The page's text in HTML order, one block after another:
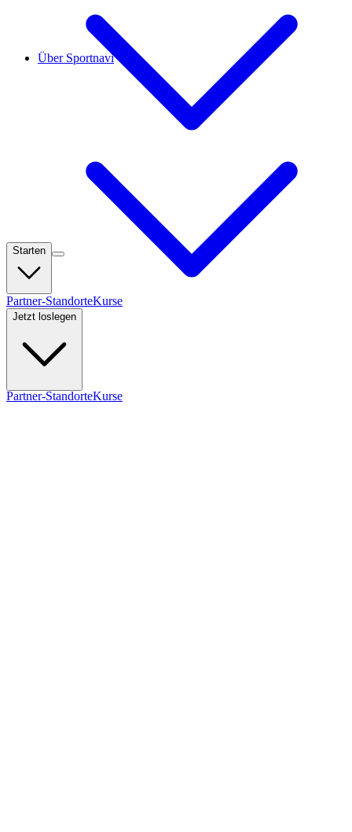
Starten
Partner-StandorteKurse
Jetzt loslegen
Über Sportnavi
Partner-StandorteKurse